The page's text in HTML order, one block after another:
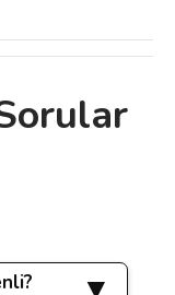
yetersiz